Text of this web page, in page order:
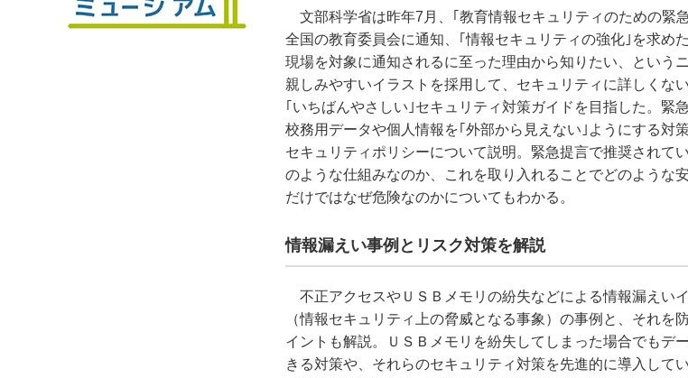
文部科学省は昨年7月、｢教育情報セキュリティのための緊
全国の教育委員会に通知、｢情報セキュリティの強化｣を求め
現場を対象に通知されるに至った理由から知りたい、という
親しみやすいイラストを採用して、セキュリティに詳しくな
｢いちばんやさしい｣セキュリティ対策ガイドを目指した。緊
校務用データや個人情報を｢外部から見えない｣ようにする対
セキュリティポリシーについて説明。緊急提言で推奨されて
のような仕組みなのか、これを取り入れることでどのような
だけではなぜ危険なのかについてもわかる。
情報漏えい事例とリスク対策を解説
不正アクセスやＵＳＢメモリの紛失などによる情報漏えい
（情報セキュリティ上の脅威となる事象）の事例と、それを
イントも解説。ＵＳＢメモリを紛失してしまった場合でもデ
きる対策や、それらのセキュリティ対策を先進的に導入して